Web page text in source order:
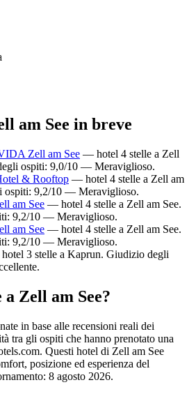
am See in breve
Zell am See — hotel 4 stelle a Zell
ospiti: 9,0/10 — Meraviglioso.
& Rooftop — hotel 4 stelle a Zell am
ospiti: 9,2/10 — Meraviglioso.
am See — hotel 4 stelle a Zell am See.
9,2/10 — Meraviglioso.
am See — hotel 4 stelle a Zell am See.
9,2/10 — Meraviglioso.
3 stelle a Kaprun. Giudizio degli
Zell am See?
in base alle recensioni reali dei
tra gli ospiti che hanno prenotato una
Questi hotel di Zell am See
posizione ed esperienza del
8 agosto 2026.